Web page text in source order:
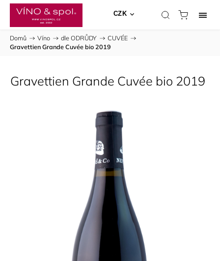
CZK
Domů / Víno / dle ODRŮDY / CUVÉE /
Gravettien Grande Cuvée bio 2019
Gravettien Grande Cuvée bio 2019